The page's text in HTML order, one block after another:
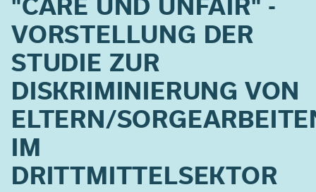
VORSTELLUNG DER
STUDIE ZUR
DISKRIMINIERUNG VON
ELTERN/
IM
DRITTMITTELSEKTOR